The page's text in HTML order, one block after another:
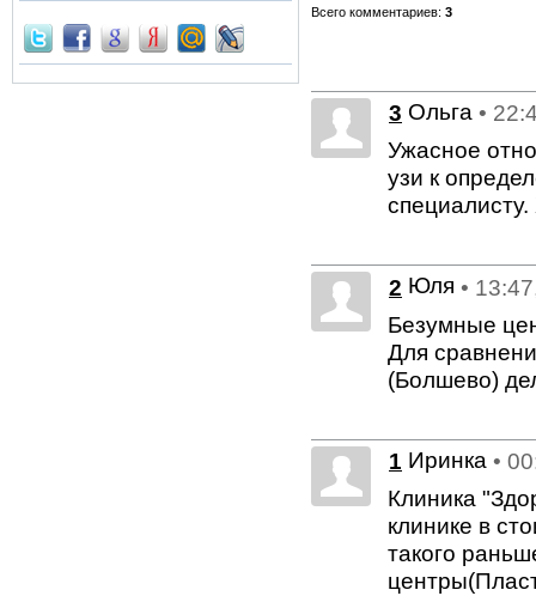
Всего комментариев: 3
3 Ольга •
Ужасное
узи к
2 Юля •
Безумные
Для
(Болшево)
1 Иринка •
Клиника
клинике в
такого